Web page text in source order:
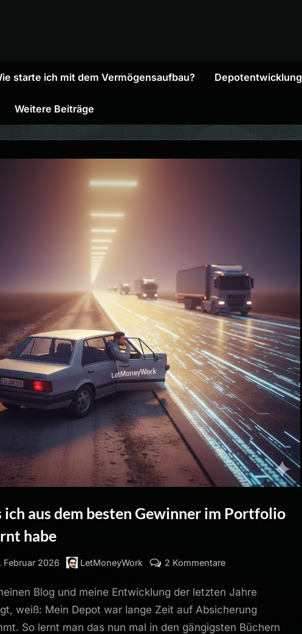
starte ich mit dem Vermögensaufbau? Depotentwicklung
Weitere Beiträge
ich aus dem besten Gewinner im Portfolio
habe
Februar 2026 By
LetMoneyWork 2 Kommentarezu
ich
aus
dem
Blog und meine Entwicklung der letzten Jahre
weiß: Mein Depot war lange Zeit auf Absicherung
So lernt man das nun mal in den gängigsten Büchern